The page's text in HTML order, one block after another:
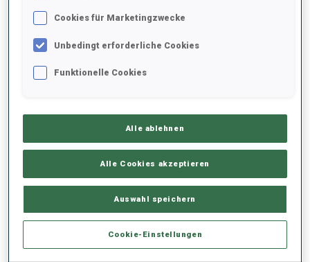
SKIZEIT HINTER DER SPITZE
LIEGENDSCHIESSEN
PERFORMANCE TREND
KEINE DATEN VORHANDEN
Cookies für Marketingzwecke
Unbedingt erforderliche Cookies
Funktionelle Cookies
Alle ablehnen
Alle Cookies akzeptieren
Auswahl speichern
Cookie-Einstellungen